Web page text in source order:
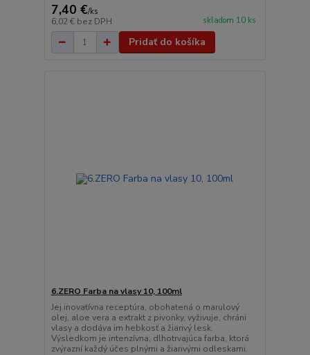
7,40 €/ks
6,02 € bez DPH skladom 10 ks
Pridať do košíka
6.ZERO Farba na vlasy 10, 100ml
Jej inovatívna receptúra, obohatená o marulový
olej, aloe vera a extrakt z pivonky, vyživuje, chráni
vlasy a dodáva im hebkosť a žiarivý lesk.
Výsledkom je intenzívna, dlhotrvajúca farba, ktorá
zvýrazní každý účes plnými a žiarivými odleskami.